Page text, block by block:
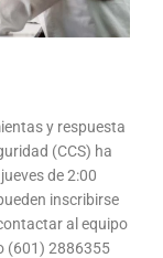
y respuesta
(CCS) ha
de 2:00
inscribirse
al equipo
(601) 2886355